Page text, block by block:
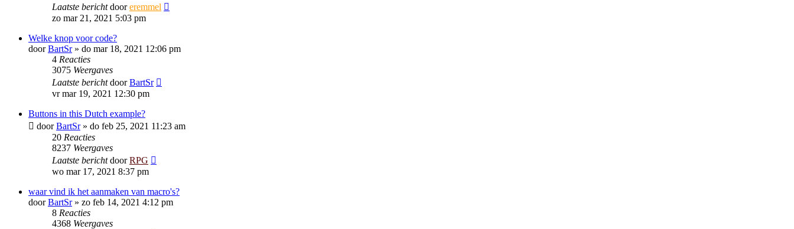
Laatste berichtdooreremmel
zo mar 21, 2021 5:03 pm
Welke knop voor code?
doorBartSr» do mar 18, 2021 12:06 pm
4 Reacties
3075 Weergaves
Laatste berichtdoorBartSr
vr mar 19, 2021 12:30 pm
Buttons in this Dutch example?
doorBartSr» do feb 25, 2021 11:23 am
20 Reacties
8237 Weergaves
Laatste berichtdoorRPG
wo mar 17, 2021 8:37 pm
waar vind ik het aanmaken van macro's?
doorBartSr» zo feb 14, 2021 4:12 pm
8 Reacties
4368 Weergaves